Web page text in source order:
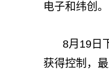
电子和纬创。
8月19日
获得控制，